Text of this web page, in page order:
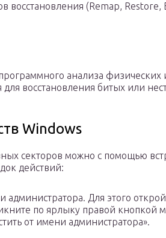
(Remap, Restore,
анализа физических
восстановления битых или
Windows
секторов можно с помощью
действий:
администратора. Для этого
по ярлыку правой кнопкой
от имени администратора».